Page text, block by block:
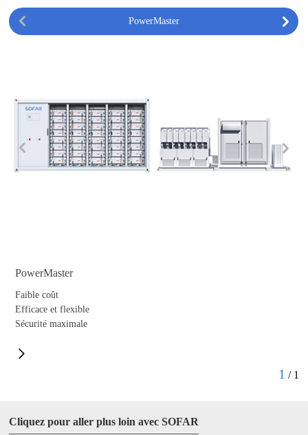
PowerMaster
PowerMaster
Faible coût
Efficace et flexible
Sécurité maximale
1 / 1
Cliquez pour aller plus loin avec SOFAR